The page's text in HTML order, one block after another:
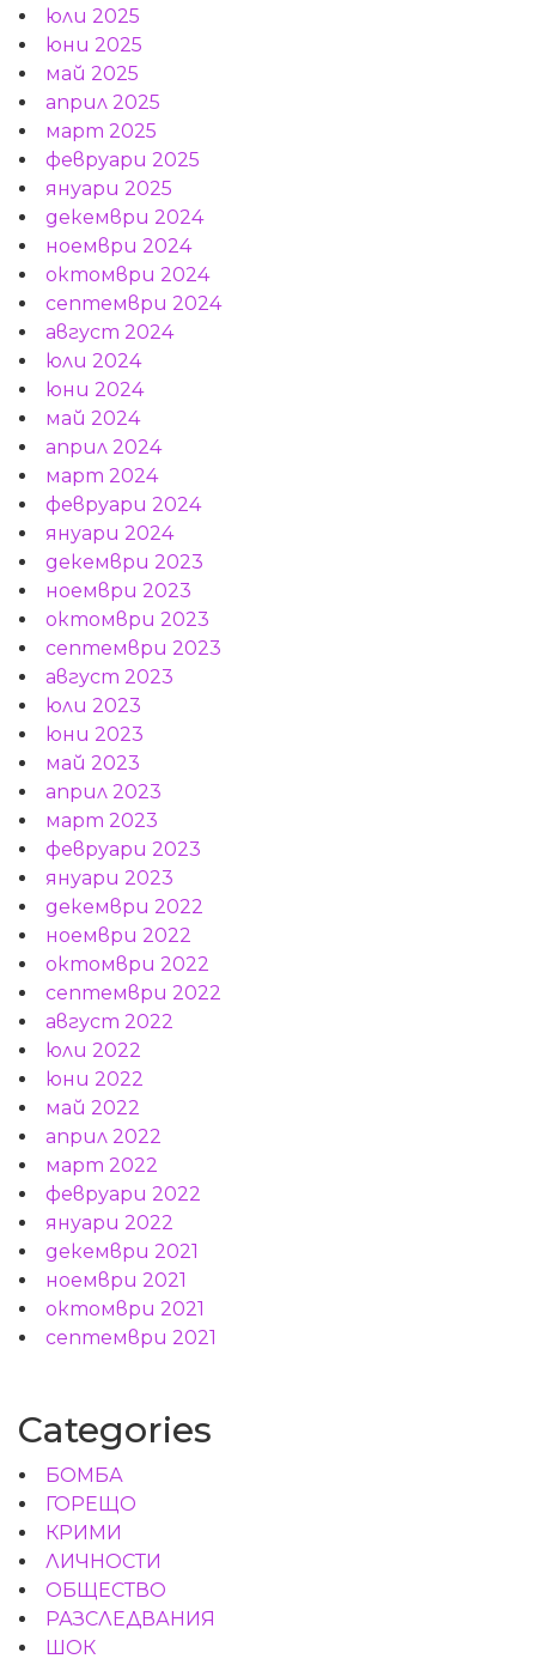
юли 2025
юни 2025
май 2025
април 2025
март 2025
февруари 2025
януари 2025
декември 2024
ноември 2024
октомври 2024
септември 2024
август 2024
юли 2024
юни 2024
май 2024
април 2024
март 2024
февруари 2024
януари 2024
декември 2023
ноември 2023
октомври 2023
септември 2023
август 2023
юли 2023
юни 2023
май 2023
април 2023
март 2023
февруари 2023
януари 2023
декември 2022
ноември 2022
октомври 2022
септември 2022
август 2022
юли 2022
юни 2022
май 2022
април 2022
март 2022
февруари 2022
януари 2022
декември 2021
ноември 2021
октомври 2021
септември 2021
Categories
БОМБА
ГОРЕЩО
КРИМИ
ЛИЧНОСТИ
ОБЩЕСТВО
РАЗСЛЕДВАНИЯ
ШОК